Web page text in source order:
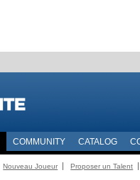
COMMUNITY CATALOG
Nouveau Joueur
Proposer un Talent